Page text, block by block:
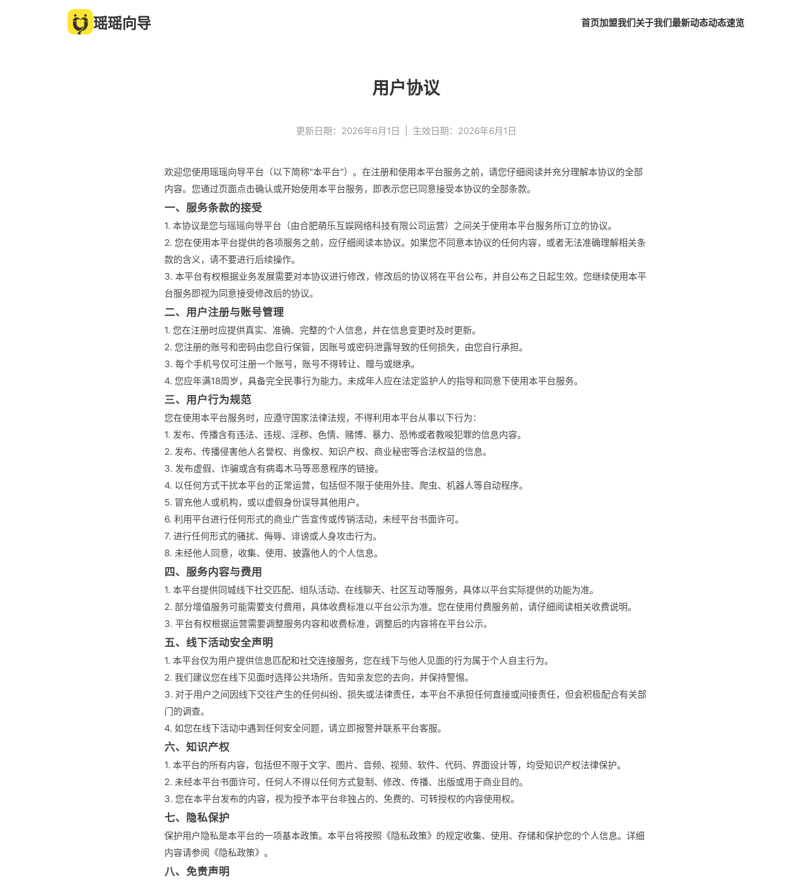
瑶瑶向导 首页加盟我们关于我们最新动态动态速览
用户协议
更新日期：2026年6月1日 | 生效日期：2026年6月1日
欢迎您使用瑶瑶向导平台（以下简称"本平台"）。在注册和使用本平台服务之前，请您仔细阅读并充分理解本协议的全部
内容。您通过页面点击确认或开始使用本平台服务，即表示您已同意接受本协议的全部条款。
一、服务条款的接受
1. 本协议是您与瑶瑶向导平台（由合肥萌乐互娱网络科技有限公司运营）之间关于使用本平台服务所订立的协议。
2. 您在使用本平台提供的各项服务之前，应仔细阅读本协议。如果您不同意本协议的任何内容，或者无法准确理解相关条
款的含义，请不要进行后续操作。
3. 本平台有权根据业务发展需要对本协议进行修改，修改后的协议将在平台公布，并自公布之日起生效。您继续使用本平
台服务即视为同意接受修改后的协议。
二、用户注册与账号管理
1. 您在注册时应提供真实、准确、完整的个人信息，并在信息变更时及时更新。
2. 您注册的账号和密码由您自行保管，因账号或密码泄露导致的任何损失，由您自行承担。
3. 每个手机号仅可注册一个账号，账号不得转让、赠与或继承。
4. 您应年满18周岁，具备完全民事行为能力。未成年人应在法定监护人的指导和同意下使用本平台服务。
三、用户行为规范
您在使用本平台服务时，应遵守国家法律法规，不得利用本平台从事以下行为：
1. 发布、传播含有违法、违规、淫秽、色情、赌博、暴力、恐怖或者教唆犯罪的信息内容。
2. 发布、传播侵害他人名誉权、肖像权、知识产权、商业秘密等合法权益的信息。
3. 发布虚假、诈骗或含有病毒木马等恶意程序的链接。
4. 以任何方式干扰本平台的正常运营，包括但不限于使用外挂、爬虫、机器人等自动程序。
5. 冒充他人或机构，或以虚假身份误导其他用户。
6. 利用平台进行任何形式的商业广告宣传或传销活动，未经平台书面许可。
7. 进行任何形式的骚扰、侮辱、诽谤或人身攻击行为。
8. 未经他人同意，收集、使用、披露他人的个人信息。
四、服务内容与费用
1. 本平台提供同城线下社交匹配、组队活动、在线聊天、社区互动等服务，具体以平台实际提供的功能为准。
2. 部分增值服务可能需要支付费用，具体收费标准以平台公示为准。您在使用付费服务前，请仔细阅读相关收费说明。
3. 平台有权根据运营需要调整服务内容和收费标准，调整后的内容将在平台公示。
五、线下活动安全声明
1. 本平台仅为用户提供信息匹配和社交连接服务，您在线下与他人见面的行为属于个人自主行为。
2. 我们建议您在线下见面时选择公共场所，告知亲友您的去向，并保持警惕。
3. 对于用户之间因线下交往产生的任何纠纷、损失或法律责任，本平台不承担任何直接或间接责任，但会积极配合有关部
门的调查。
4. 如您在线下活动中遇到任何安全问题，请立即报警并联系平台客服。
六、知识产权
1. 本平台的所有内容，包括但不限于文字、图片、音频、视频、软件、代码、界面设计等，均受知识产权法律保护。
2. 未经本平台书面许可，任何人不得以任何方式复制、修改、传播、出版或用于商业目的。
3. 您在本平台发布的内容，视为授予本平台非独占的、免费的、可转授权的内容使用权。
七、隐私保护
保护用户隐私是本平台的一项基本政策。本平台将按照《隐私政策》的规定收集、使用、存储和保护您的个人信息。详细
内容请参阅《隐私政策》。
八、免责声明